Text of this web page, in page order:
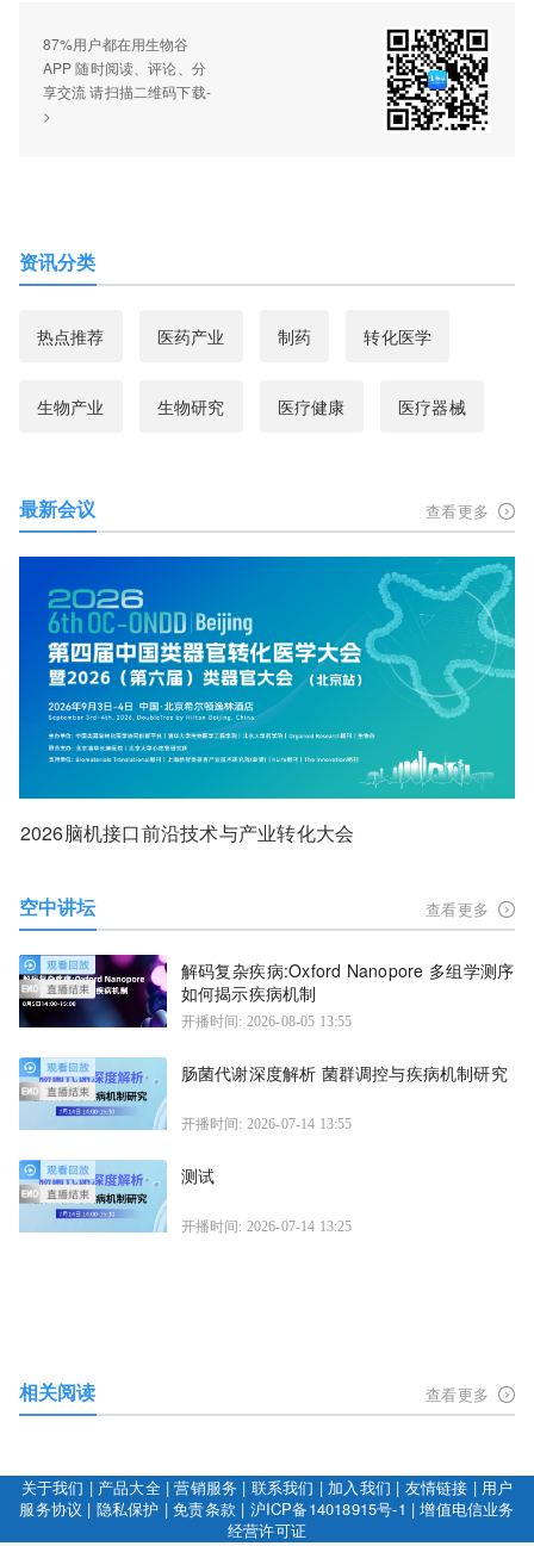
87%用户都在用生物谷
APP 随时阅读、评论、分
享交流 请扫描二维码下载-
>
资讯分类
热点推荐 医药产业 制药 转化医学
生物产业 生物研究 医疗健康 医疗器械
最新会议 查看更多
2026脑机接口前沿技术与产业转化大会
空中讲坛 查看更多
解码复杂疾病:Oxford Nanopore 多组学测序
如何揭示疾病机制
开播时间: 2026-08-05 13:55
肠菌代谢深度解析 菌群调控与疾病机制研究
开播时间: 2026-07-14 13:55
测试
开播时间: 2026-07-14 13:25
相关阅读 查看更多
关于我们 | 产品大全|营销服务 | 联系我们 | 加入我们 | 友情链接 | 用户
服务协议 | 隐私保护 |免责条款 | 沪ICP备14018915号-1 |增值电信业务
经营许可证